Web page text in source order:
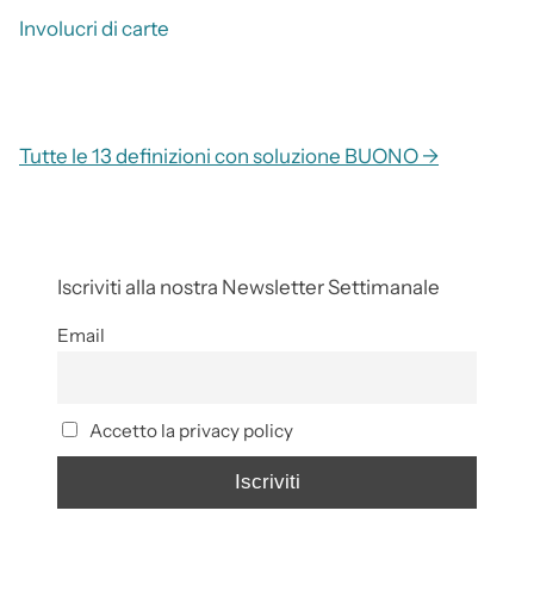
Involucri di carte
Tutte le 13 definizioni con soluzione BUONO →
Iscriviti alla nostra Newsletter Settimanale
Email
Accetto la privacy policy